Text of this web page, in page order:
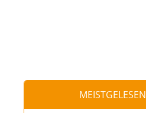
MEISTGELESEN